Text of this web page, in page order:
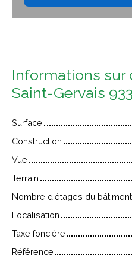
Informations sur
Saint-Gervais
Surface
Construction
Vue
Terrain
Nombre d'étages du bâtiment
Localisation
Taxe foncière
Référence